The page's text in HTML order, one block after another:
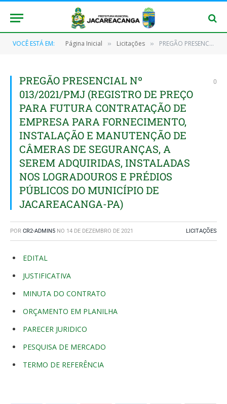
VOCÊ ESTÁ EM: Página Inicial » Licitações » PREGÃO PRESENCIAL Nº 013/2021/PMJ (REGISTRO DE PREÇO PARA FUTURA CONTRATAÇÃO DE EMPRESA PARA FORNECIMENTO, INSTALAÇÃO E MANUTENÇÃO DE CÂMERAS DE SEGURANÇAS, A SEREM ADQUIRIDAS, INSTALADAS NOS LOGRADOUROS E PRÉDIOS PÚBLICOS DO MUNICÍPIO DE JACAREACANGA-PA)
PREGÃO PRESENCIAL Nº
013/2021/PMJ (REGISTRO DE PREÇO
PARA FUTURA CONTRATAÇÃO DE
EMPRESA PARA FORNECIMENTO,
INSTALAÇÃO E MANUTENÇÃO DE
CÂMERAS DE SEGURANÇAS, A
SEREM ADQUIRIDAS, INSTALADAS
NOS LOGRADOUROS E PRÉDIOS
PÚBLICOS DO MUNICÍPIO DE
JACAREACANGA-PA)
0
POR CR2-ADMIN5 NO 14 DE DEZEMBRO DE 2021 LICITAÇÕES
EDITAL
JUSTIFICATIVA
MINUTA DO CONTRATO
ORÇAMENTO EM PLANILHA
PARECER JURIDICO
PESQUISA DE MERCADO
TERMO DE REFERÊNCIA